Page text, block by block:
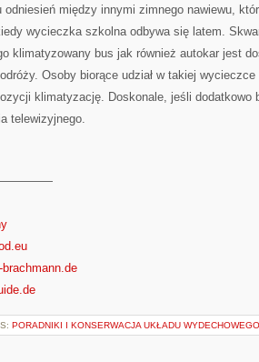
odniesień między innymi zimnego nawiewu,
wycieczka szkolna odbywa się latem.
klimatyzowany bus jak również autokar jest
Osoby biorące udział w takiej
klimatyzację. Doskonale, jeśli dodatkowo
telewizyjnego.
PORADNIKI I KONSERWACJA UKŁADU WYDECHOWEGO